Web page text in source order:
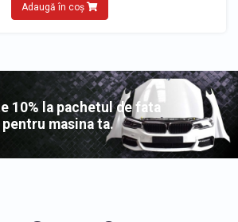
Adaugă în coș
10% la pachetul de fata
masina ta.